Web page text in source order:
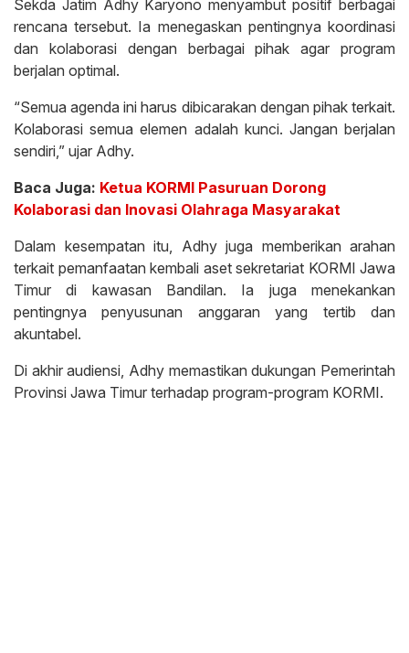
Sekda Jatim Adhy Karyono menyambut positif berbagai
rencana tersebut. Ia menegaskan pentingnya koordinasi
dan kolaborasi dengan berbagai pihak agar program
berjalan optimal.
“Semua agenda ini harus dibicarakan dengan pihak terkait.
Kolaborasi semua elemen adalah kunci. Jangan berjalan
sendiri,” ujar Adhy.
Baca Juga: Ketua KORMI Pasuruan Dorong
Kolaborasi dan Inovasi Olahraga Masyarakat
Dalam kesempatan itu, Adhy juga memberikan arahan
terkait pemanfaatan kembali aset sekretariat KORMI Jawa
Timur di kawasan Bandilan. Ia juga menekankan
pentingnya penyusunan anggaran yang tertib dan
akuntabel.
Di akhir audiensi, Adhy memastikan dukungan Pemerintah
Provinsi Jawa Timur terhadap program-program KORMI.